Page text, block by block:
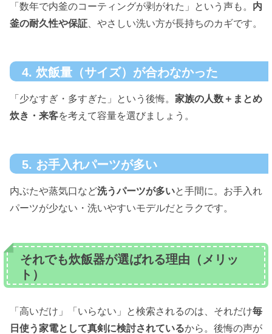
「数年で内釜のコーティングが剥がれた」という声も。 内
釜の耐久性や保証 、やさしい洗い方が長持ちのカギです。
4. 炊飯量（サイズ）が合わなかった
「少なすぎ・多すぎた」という後悔。 家族の人数＋まとめ
炊き・来客を考えて容量を選びましょう。
5. お手入れパーツが多い
内ぶたや蒸気口など洗うパーツが多いと手間に。お手入れ
パーツが少ない・洗いやすいモデルだとラクです。
それでも炊飯器が選ばれる理由（メリッ
ト）
「高いだけ」「いらない」と検索されるのは、それだけ毎
日使う家電として真剣に検討されているから。後悔の声が